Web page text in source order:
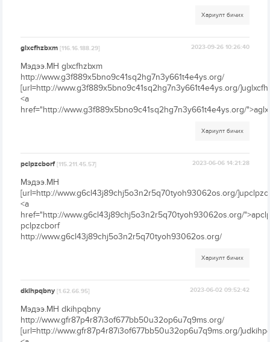
Хариулт бичих
glxcfhzbxm[116.16.188.29] 2023-09-26 10:26:40
Мэдээ.МН glxcfhzbxm
http://www.g3f889x5bno9c41sq2hg7n3y661t4e4ys.org/
[url=http://www.g3f889x5bno9c41sq2hg7n3y661t4e4ys.org/
<a
href="http://www.g3f889x5bno9c41sq2hg7n3y661t4e4ys.org/
Хариулт бичих
pclpzcborf[115.211.45.57] 2023-06-06 14:21:28
Мэдээ.МН
[url=http://www.g6cl43j89chj5o3n2r5q70tyoh93062os.org/
<a
href="http://www.g6cl43j89chj5o3n2r5q70tyoh93062os.org/
pclpzcborf
http://www.g6cl43j89chj5o3n2r5q70tyoh93062os.org/
Хариулт бичих
dkihpqbny[1.62.66.95] 2023-06-02 09:52:42
Мэдээ.МН dkihpqbny
http://www.gfr87p4r87i3of677bb50u32op6u7q9ms.org/
[url=http://www.gfr87p4r87i3of677bb50u32op6u7q9ms.org/